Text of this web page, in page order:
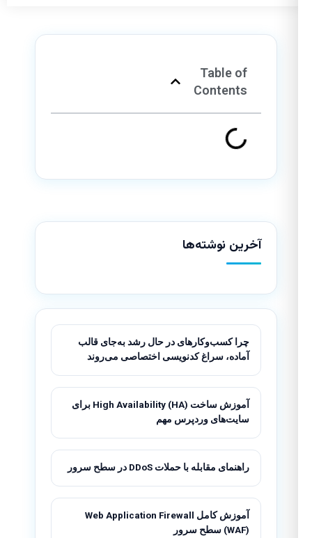
Table of
Contents
آخرین نوشته‌ها
چرا کسب‌وکارهای در حال رشد به‌جای قالب
آماده، سراغ کدنویسی اختصاصی می‌روند
آموزش ساخت High Availability (HA) برای
سایت‌های وردپرس مهم
راهنمای مقابله با حملات DDoS در سطح سرور
آموزش کامل Web Application Firewall
(WAF) سطح سرور